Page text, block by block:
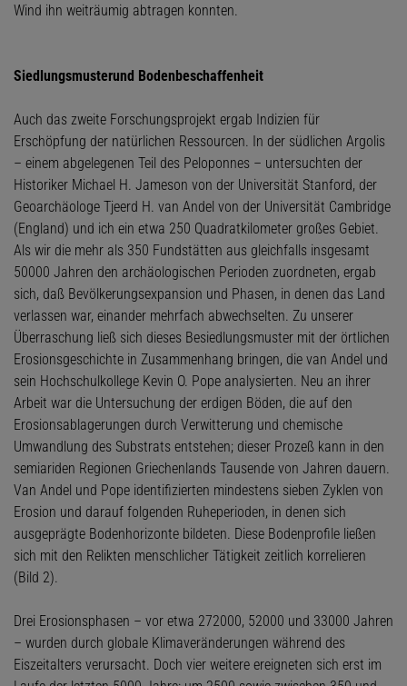
Wind ihn weiträumig abtragen konnten.
Siedlungsmusterund Bodenbeschaffenheit
Auch das zweite Forschungsprojekt ergab Indizien für
Erschöpfung der natürlichen Ressourcen. In der südlichen Argolis
– einem abgelegenen Teil des Peloponnes – untersuchten der
Historiker Michael H. Jameson von der Universität Stanford, der
Geoarchäologe Tjeerd H. van Andel von der Universität Cambridge
(England) und ich ein etwa 250 Quadratkilometer großes Gebiet.
Als wir die mehr als 350 Fundstätten aus gleichfalls insgesamt
50000 Jahren den archäologischen Perioden zuordneten, ergab
sich, daß Bevölkerungsexpansion und Phasen, in denen das Land
verlassen war, einander mehrfach abwechselten. Zu unserer
Überraschung ließ sich dieses Besiedlungsmuster mit der örtlichen
Erosionsgeschichte in Zusammenhang bringen, die van Andel und
sein Hochschulkollege Kevin O. Pope analysierten. Neu an ihrer
Arbeit war die Untersuchung der erdigen Böden, die auf den
Erosionsablagerungen durch Verwitterung und chemische
Umwandlung des Substrats entstehen; dieser Prozeß kann in den
semiariden Regionen Griechenlands Tausende von Jahren dauern.
Van Andel und Pope identifizierten mindestens sieben Zyklen von
Erosion und darauf folgenden Ruheperioden, in denen sich
ausgeprägte Bodenhorizonte bildeten. Diese Bodenprofile ließen
sich mit den Relikten menschlicher Tätigkeit zeitlich korrelieren
(Bild 2).
Drei Erosionsphasen – vor etwa 272000, 52000 und 33000 Jahren
– wurden durch globale Klimaveränderungen während des
Eiszeitalters verursacht. Doch vier weitere ereigneten sich erst im